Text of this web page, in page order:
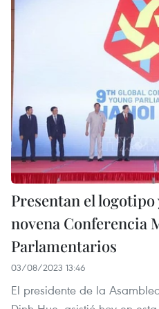
Presentan el
novena Conferencia
Parlamentarios
03/08/2023 13:46
El presidente de la